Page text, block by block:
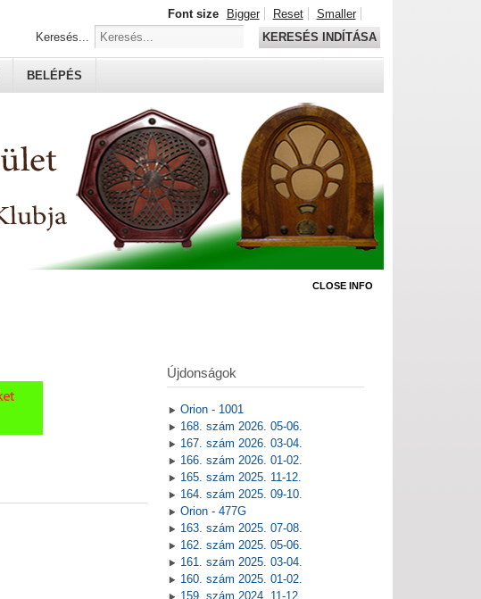
BELÉPÉS
Font size Bigger Reset
Smaller
Keresés...
KERESÉS INDÍTÁSA
CLOSE INFO
Újdonságok
Orion - 1001
168. szám 2026. 05-06.
167. szám 2026. 03-04.
166. szám 2026. 01-02.
165. szám 2025. 11-12.
164. szám 2025. 09-10.
Orion - 477G
163. szám 2025. 07-08.
162. szám 2025. 05-06.
161. szám 2025. 03-04.
160. szám 2025. 01-02.
159. szám 2024. 11-12.